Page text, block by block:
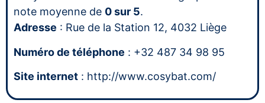
note moyenne de 0 sur 5.
Adresse : Rue de la Station 12, 4032 Liège
Numéro de téléphone : +32 487 34 98 95
Site internet : http://www.cosybat.com/